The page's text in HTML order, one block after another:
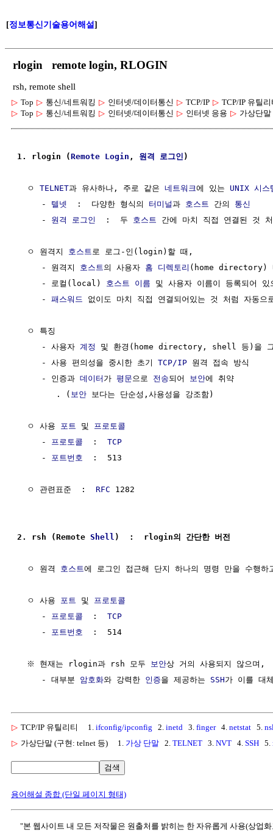
[정보통신기술용어해설]
rlogin remote login, RLOGIN
rsh, remote shell
▷ Top ▷ 통신/네트워킹 ▷ 인터넷/데이터통신 ▷ TCP/IP ▷ TCP/IP 유틸리
▷ Top ▷ 통신/네트워킹 ▷ 인터넷/데이터통신 ▷ 인터넷 응용 ▷ 가상단말
1. rlogin (Remote Login , 원격 로그인 )
  ㅇ
TELNET과 유사하나, 주로 같은 네트워크에 있는 UNIX 시스
     -
텔넷
  :  다양한 형식의
터미널과 호스트 간의 통신
     -
원격 로그인
  :  두
호스트 간에 마치 직접 연결된 것
  ㅇ 원격지
호스트 로 로그-인(login)할 때,
     - 원격지
호스트 의 사용자 홈 디렉토리 (home directory)
     - 로컬(local)
호스트 이름 및 사용자 이름이 등록되어 있
     -
패스워드 없이도 마치 직접 연결되어있는 것 처럼 자동
  ㅇ 특징
     - 사용자
계정
및 환경(home directory, shell 등)을 그
     - 사용 편의성을 중시한 초기
TCP/IP 원격 접속 방식
     - 인증과
데이터 가 평문 으로 전송되어 보안에 취약
        . (
보안 보다는 단순성,사용성을 강조함)
  ㅇ 사용
포트 및 프로토콜
     -
프로토콜
  :
TCP
     -
포트번호
  :  513
  ㅇ 관련표준  :
RFC 1282
2. rsh (Remote Shell )  :  rlogin의 간단한 버전
  ㅇ 원격
호스트에 로그인 접근해 단지 하나의 명령 만을 수행하
  ㅇ 사용
포트 및 프로토콜
     -
프로토콜
  :
TCP
     -
포트번호
  :  514
  ※ 현재는 rlogin과 rsh 모두
보안상 거의 사용되지 않으며,
     - 대부분
암호화와 강력한 인증을 제공하는 SSH
▷ TCP/IP 유틸리티 1. ifconfig/ipconfig 2. inetd 3. finger4. netstat 5.
▷ 가상단말 (구현: telnet 등) 1. 가상 단말 2. TELNET 3. NVT 4. SSH 5.
검색
용어해설 종합 (단일 페이지 형태)
"본 웹사이트 내 모든 저작물은 원출처를 밝히는 한 자유롭게 사용(상업